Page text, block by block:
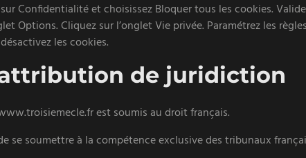
Confidentialité et choisissez Bloquer tous les cookies.
Options. Cliquez sur l’onglet Vie privée. Paramétrez les
les cookies.
de juridiction
est soumis au droit français.
se soumettre à la compétence exclusive des tribunaux